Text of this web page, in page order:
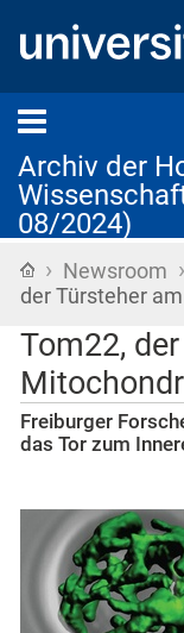
Archiv der
08/2024)
Startseite
› Newsroom ›
der Türsteher
Tom22,
Freiburger
das Tor zum